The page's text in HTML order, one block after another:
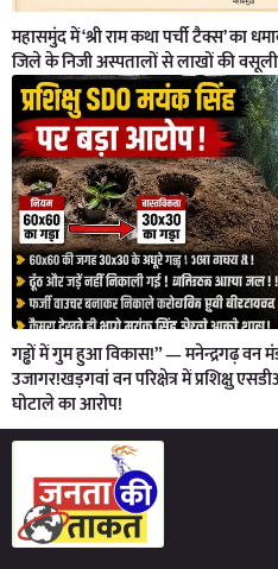
महासमुंद में ‘श्री राम कथा पर्ची टैक्स’ का
जिले के निजी अस्पतालों से लाखों की
गड्ढों में गुम हुआ विकास!” — मनेन्द्रगढ़ वन
उजागर!खड़गवां वन परिक्षेत्र में प्रशिक्षु
घोटाले का आरोप!